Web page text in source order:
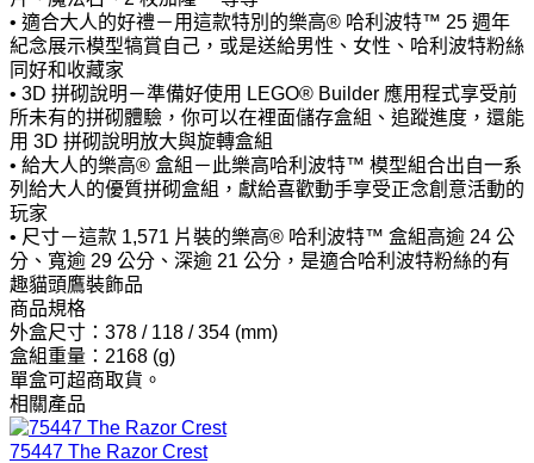
• 適合大人的好禮－用這款特別的樂高® 哈利波特™ 25 週年
紀念展示模型犒賞自己，或是送給男性、女性、哈利波特粉絲
同好和收藏家
• 3D 拼砌說明－準備好使用 LEGO® Builder 應用程式享受前
所未有的拼砌體驗，你可以在裡面儲存盒組、追蹤進度，還能
用 3D 拼砌說明放大與旋轉盒組
• 給大人的樂高® 盒組－此樂高哈利波特™ 模型組合出自一系
列給大人的優質拼砌盒組，獻給喜歡動手享受正念創意活動的
玩家
• 尺寸－這款 1,571 片裝的樂高® 哈利波特™ 盒組高逾 24 公
分、寬逾 29 公分、深逾 21 公分，是適合哈利波特粉絲的有
趣貓頭鷹裝飾品
商品規格
外盒尺寸：378 / 118 / 354 (mm)
盒組重量：2168 (g)
單盒可超商取貨。
相關產品
75447 The Razor Crest